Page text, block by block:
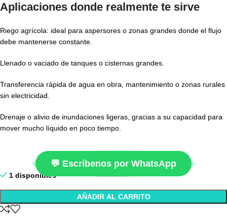
Aplicaciones donde realmente te sirve
Riego agrícola: ideal para aspersores o zonas grandes donde el flujo
debe mantenerse constante.
Llenado o vaciado de tanques o cisternas grandes.
Transferencia rápida de agua en obra, mantenimiento o zonas rurales
sin electricidad.
Drenaje o alivio de inundaciones ligeras, gracias a su capacidad para
mover mucho líquido en poco tiempo.
💬 Escríbenos por WhatsApp
1 disponibles
AÑADIR AL CARRITO